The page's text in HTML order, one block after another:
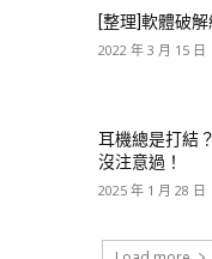
[整理]軟體破
2022 年 3 月 15 日
耳機總是打結
沒注意過！
2025 年 1 月 28 日